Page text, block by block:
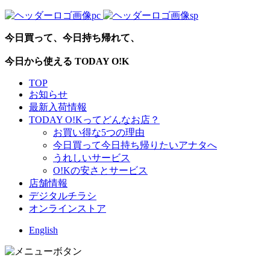
今日買って、今日持ち帰れて、
今日から使える TODAY O!K
TOP
お知らせ
最新入荷情報
TODAY O!Kってどんなお店？
お買い得な5つの理由
今日買って今日持ち帰りたいアナタへ
うれしいサービス
O!Kの安さとサービス
店舗情報
デジタルチラシ
オンラインストア
English